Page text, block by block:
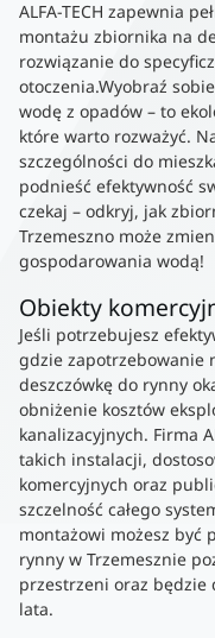
ALFA-TECH zapewnia
montażu zbiornika na
rozwiązanie do
otoczenia.Wyobraź
wodę z opadów – to
które warto rozważyć.
szczególności do
podnieść efektywność
czekaj – odkryj, jak
Trzemeszno może
gospodarowania wodą!
Obiekty
Jeśli potrzebujesz
gdzie zapotrzebowanie
deszczówkę do rynny
obniżenie kosztów
kanalizacyjnych. Firma
takich instalacji,
komercyjnych oraz
szczelność całego
montażowi możesz być
rynny w Trzemesznie
przestrzeni oraz będzie
lata.